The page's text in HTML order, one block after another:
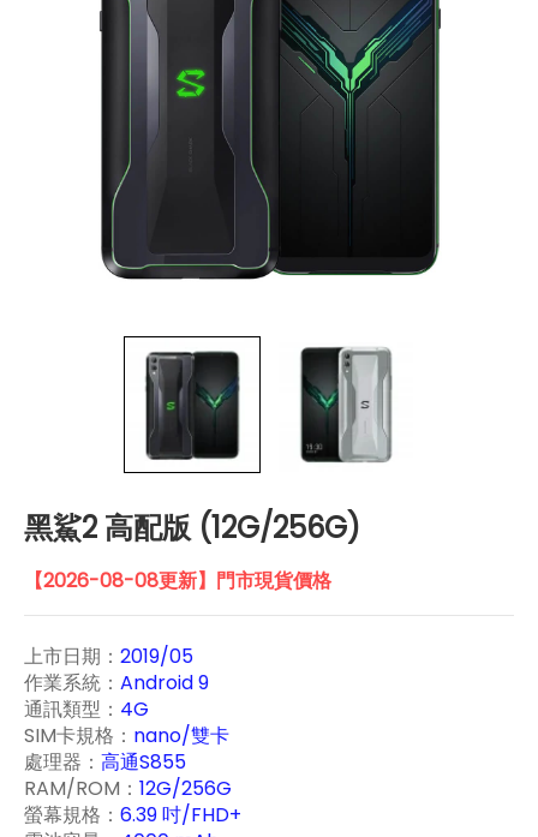
黑鯊2 高配版 (12G/256G)
【2026-08-08更新】門市現貨價格
上市日期： 2019/05
作業系統： Android 9
通訊類型： 4G
SIM卡規格： nano/雙卡
處理器： 高通S855
RAM/ROM： 12G/256G
螢幕規格： 6.39 吋/FHD+